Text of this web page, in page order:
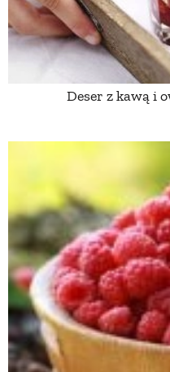
Deser z kawą i